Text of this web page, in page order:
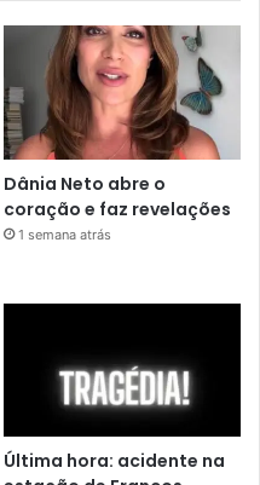
Dânia Neto abre o
coração e faz revelações
1 semana atrás
Última hora: acidente na